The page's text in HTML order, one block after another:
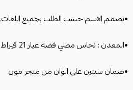
•تصمم الاسم حسب الطلب بجميع اللغات.
•المعدن : نحاس مطلي فضه عيار 21 قيراط
•ضمان سنتين على الوان من متجر مون